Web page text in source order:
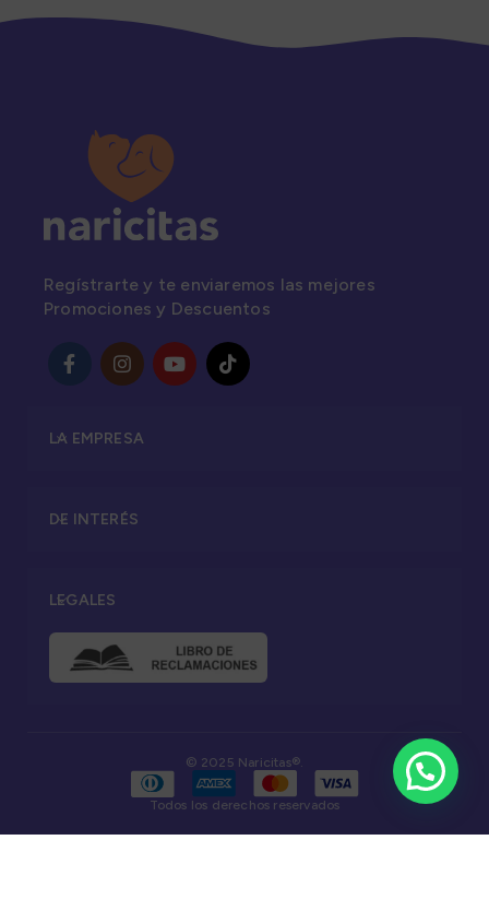
Regístrarte y te enviaremos las mejores
Promociones y Descuentos
LA EMPRESA
DE INTERÉS
LEGALES
© 2025 Naricitas®.
Todos los derechos reservados